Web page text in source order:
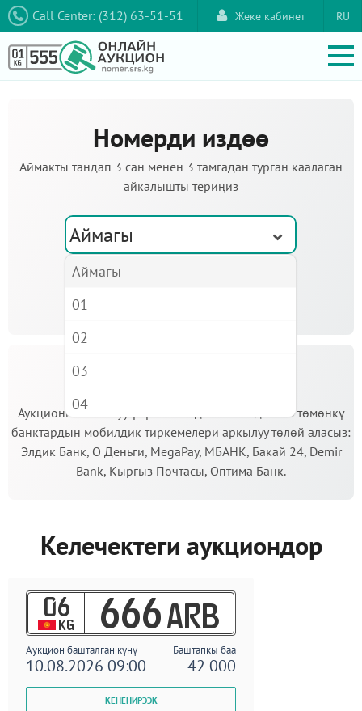
Call Center: (312) 63-51-51 RU
Жеке кабинет
Номерди издөө
Аймакты тандап 3 сан менен 3 тамгадан турган каалаган
айкалышты териңиз
Аймагы
Аукционго катышуу үчүн кепилдик салымды Сиз төмөнкү
банктардын мобилдик тиркемелери аркылуу төлөй аласыз:
Элдик Банк, О Деньги, MegaPay, МБАНК, Бакай 24, Demir
Bank, Кыргыз Почтасы, Оптима Банк.
Келечектеги аукциондор
06
KG 666 ARB
Аукцион башталган күнү Баштапкы баа
10.08.2026 09:00 42 000
Аймагы
01
02
03
04
05
06